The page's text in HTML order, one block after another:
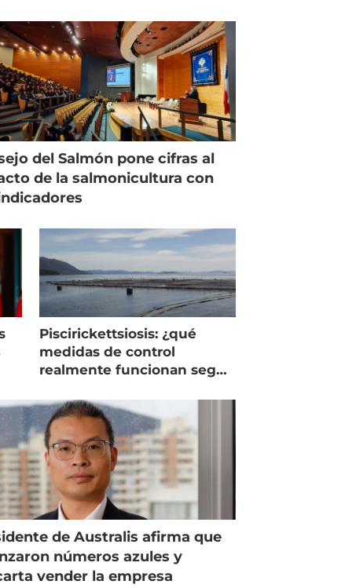
del Salmón pone cifras al
de la salmonicultura con
Piscirickettsiosis: ¿qué
medidas de control
realmente funcionan según
de Australis afirma que
números azules y
vender la empresa